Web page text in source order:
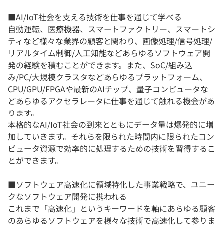
■AI/IoT社会を支える技術を仕事を通じて学べる
自動運転、医療機器、スマートファクトリー、スマートシ
ティなど様々な業界の顧客と関わり、画像処理/信号処理/
リアルタイム制御/人工知能などあらゆるソフトウェア開
発の経験を積むことができます。また、SoC/組み込
み/PC/大規模クラスタなどあらゆるプラットフォーム、
CPU/GPU/FPGAや最新のAIチップ、量子コンピュータな
どあらゆるアクセラレータに仕事を通じて触れる機会があ
ります。
本格的なAI/IoT社会の到来とともにデータ量は爆発的に増
加していきます。それらを限られた時間内に限られたコン
ピュータ資源で効率的に処理するための技術を習得するこ
とができます。
■ソフトウェア高速化に領域特化した事業戦略で、ユニー
クなソフトウェア開発に携われる
これまで「高速化」というキーワードを軸にあらゆる顧客
のあらゆるソフトウェアを様々な技術で高速化して参りま